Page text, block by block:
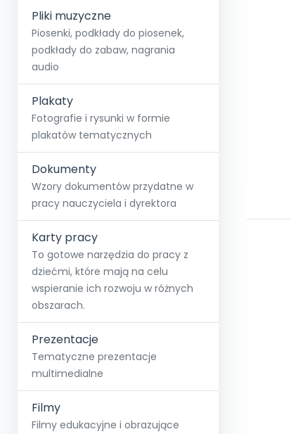
Pliki muzyczne
Piosenki, podkłady do piosenek,
podkłady do zabaw, nagrania
audio
Plakaty
Fotografie i rysunki w formie
plakatów tematycznych
Dokumenty
Wzory dokumentów przydatne w
pracy nauczyciela i dyrektora
Karty pracy
To gotowe narzędzia do pracy z
dziećmi, które mają na celu
wspieranie ich rozwoju w różnych
obszarach.
Prezentacje
Tematyczne prezentacje
multimedialne
Filmy
Filmy edukacyjne i obrazujące